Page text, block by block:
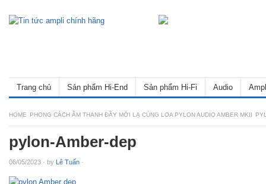
Trang chủ Sản phẩm Hi-End Sản phẩm Hi-Fi Audio
HOME PHONG CÁCH ÂM THANH ĐẦY MỚI LẠ CÙNG LOA PYLON AUDIO AMBER MKII
pylon-Amber-dep
06/05/2023 · by Lê Tuấn ·